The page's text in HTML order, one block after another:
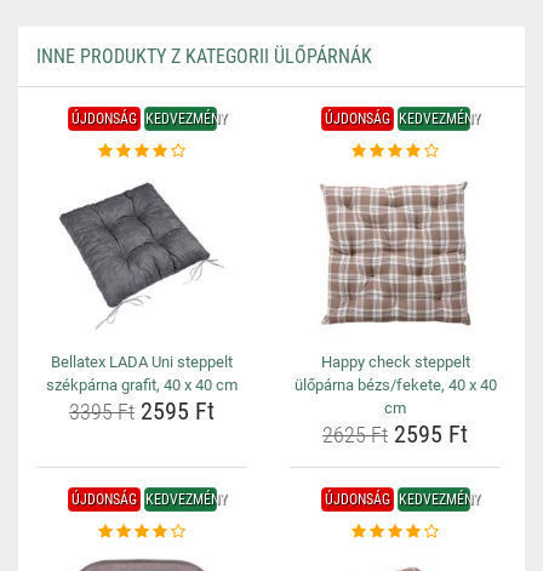
INNE PRODUKTY Z KATEGORII ÜLŐPÁRNÁK
ÚJDONSÁG KEDVEZMÉNY
Bellatex LADA Uni steppelt
székpárna grafit, 40 x 40 cm
3395 Ft 2595 Ft
ÚJDONSÁG KEDVEZMÉNY
Happy check steppelt
ülőpárna bézs/fekete, 40 x 40
cm
2625 Ft 2595 Ft
ÚJDONSÁG KEDVEZMÉNY ÚJDONSÁG KEDVEZMÉNY